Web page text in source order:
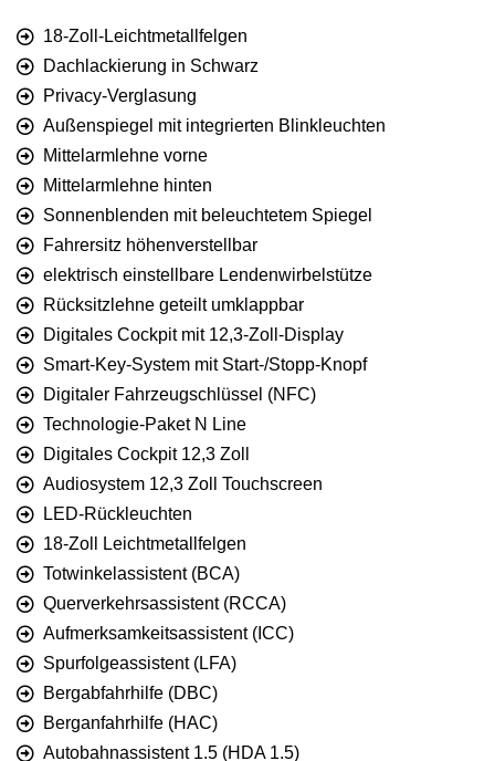
18-Zoll-Leichtmetallfelgen
Dachlackierung in Schwarz
Privacy-Verglasung
Außenspiegel mit integrierten Blinkleuchten
Mittelarmlehne vorne
Mittelarmlehne hinten
Sonnenblenden mit beleuchtetem Spiegel
Fahrersitz höhenverstellbar
elektrisch einstellbare Lendenwirbelstütze
Rücksitzlehne geteilt umklappbar
Digitales Cockpit mit 12,3-Zoll-Display
Smart-Key-System mit Start-/Stopp-Knopf
Digitaler Fahrzeugschlüssel (NFC)
Technologie-Paket N Line
Digitales Cockpit 12,3 Zoll
Audiosystem 12,3 Zoll Touchscreen
LED-Rückleuchten
18-Zoll Leichtmetallfelgen
Totwinkelassistent (BCA)
Querverkehrsassistent (RCCA)
Aufmerksamkeitsassistent (ICC)
Spurfolgeassistent (LFA)
Bergabfahrhilfe (DBC)
Berganfahrhilfe (HAC)
Autobahnassistent 1.5 (HDA 1.5)